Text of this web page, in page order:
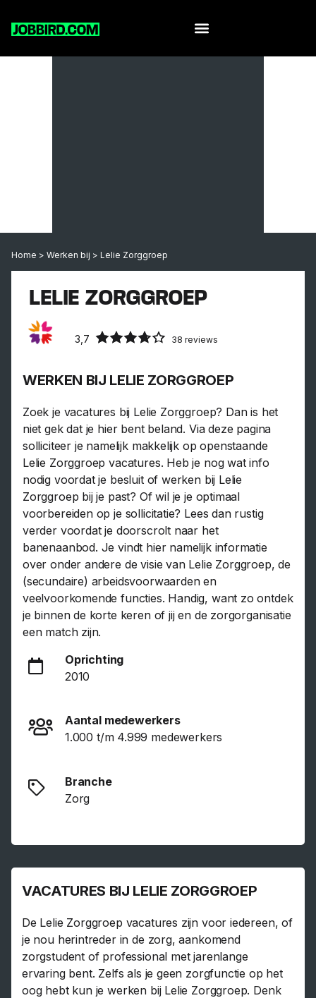
Home > Werken bij > Lelie Zorggroep
3,7 38 reviews
LELIE ZORGGROEP
WERKEN BIJ LELIE ZORGGROEP
Zoek je vacatures bij Lelie Zorggroep? Dan is het
niet gek dat je hier bent beland. Via deze pagina
solliciteer je namelijk makkelijk op openstaande
Lelie Zorggroep vacatures. Heb je nog wat info
nodig voordat je besluit of werken bij Lelie
Zorggroep bij je past? Of wil je je optimaal
voorbereiden op je sollicitatie? Lees dan rustig
verder voordat je doorscrolt naar het
banenaanbod. Je vindt hier namelijk informatie
over onder andere de visie van Lelie Zorggroep, de
(secundaire) arbeidsvoorwaarden en
veelvoorkomende functies. Handig, want zo ontdek
je binnen de korte keren of jij en de zorgorganisatie
een match zijn.
Oprichting
2010
Aantal medewerkers
1.000 t/m 4.999 medewerkers
Branche
Zorg
VACATURES BIJ LELIE ZORGGROEP
De Lelie Zorggroep vacatures zijn voor iedereen, of
je nou herintreder in de zorg, aankomend
zorgstudent of professional met jarenlange
ervaring bent. Zelfs als je geen zorgfunctie op het
oog hebt kun je werken bij Lelie Zorggroep. Denk